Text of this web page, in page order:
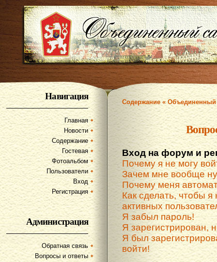
Навигация
Главная
Новости
Содержание
Гостевая
Фотоальбом
Пользователи
Вход
Регистрация
Администрация
Обратная связь
Вопросы и ответы
Содержание «
Вход на форум и
Почему я не могу
Зачем мне вообще
Почему меня
Как сделать, чтобы я
активных
Я забыл пароль!
Я зарегистрирован,
Я был
войти!